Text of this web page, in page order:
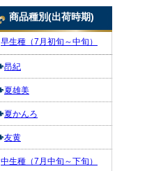
商品種別(出荷時期)
早生種（7月初旬～中旬）
昂紀
夏雄美
夏かんろ
友黄
中生種（7月中旬～下旬）